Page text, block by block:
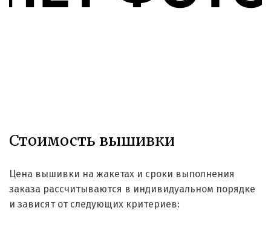
Стоимость вышивки
Цена вышивки на жакетах и сроки выполнения
заказа рассчитываются в индивидуальном порядке
и зависят от следующих критериев: